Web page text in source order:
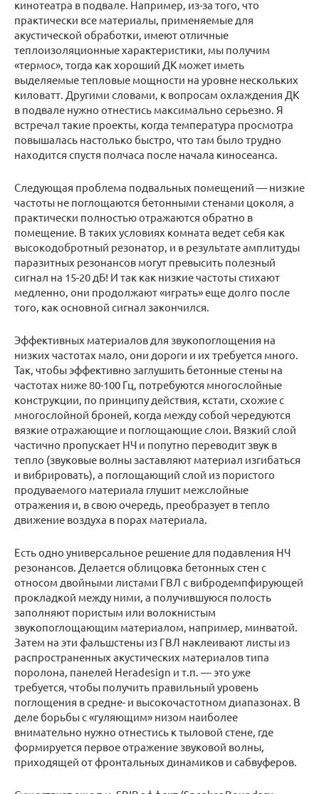
кинотеатра в подвале. Например, из-за того, что
практически все материалы, применяемые для
акустической обработки, имеют отличные
теплоизоляционные характеристики, мы получим
«термос», тогда как хороший ДК может иметь
выделяемые тепловые мощности на уровне нескольких
киловатт. Другими словами, к вопросам охлаждения ДК
в подвале нужно отнестись максимально серьезно. Я
встречал такие проекты, когда температура просмотра
повышалась настолько быстро, что там было трудно
находится спустя полчаса после начала киносеанса.
Следующая проблема подвальных помещений — низкие
частоты не поглощаются бетонными стенами цоколя, а
практически полностью отражаются обратно в
помещение. В таких условиях комната ведет себя как
высокодобротный резонатор, и в результате амплитуды
паразитных резонансов могут превысить полезный
сигнал на 15-20 дБ! И так как низкие частоты стихают
медленно, они продолжают «играть» еще долго после
того, как основной сигнал закончился.
Эффективных материалов для звукопоглощения на
низких частотах мало, они дороги и их требуется много.
Так, чтобы эффективно заглушить бетонные стены на
частотах ниже 80-100 Гц, потребуются многослойные
конструкции, по принципу действия, кстати, схожие с
многослойной броней, когда между собой чередуются
вязкие отражающие и поглощающие слои. Вязкий слой
частично пропускает НЧ и попутно переводит звук в
тепло (звуковые волны заставляют материал изгибаться
и вибрировать), а поглощающий слой из пористого
продуваемого материала глушит межслойные
отражения и, в свою очередь, преобразует в тепло
движение воздуха в порах материала.
Есть одно универсальное решение для подавления НЧ
резонансов. Делается облицовка бетонных стен с
относом двойными листами ГВЛ с вибродемпфирующей
прокладкой между ними, а получившуюся полость
заполняют пористым или волокнистым
звукопоглощающим материалом, например, минватой.
Затем на эти фальшстены из ГВЛ наклеивают листы из
распространенных акустических материалов типа
поролона, панелей Heradesign и т.п. — это уже
требуется, чтобы получить правильный уровень
поглощения в средне- и высокочастотном диапазонах. В
деле борьбы с «гуляющим» низом наиболее
внимательно нужно отнестись к тыловой стене, где
формируется первое отражение звуковой волны,
приходящей от фронтальных динамиков и сабвуферов.